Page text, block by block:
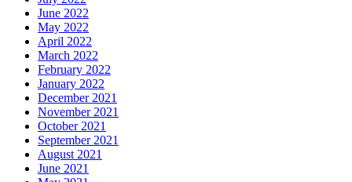
June 2022
May 2022
April 2022
March 2022
February 2022
January 2022
December 2021
November 2021
October 2021
September 2021
August 2021
June 2021